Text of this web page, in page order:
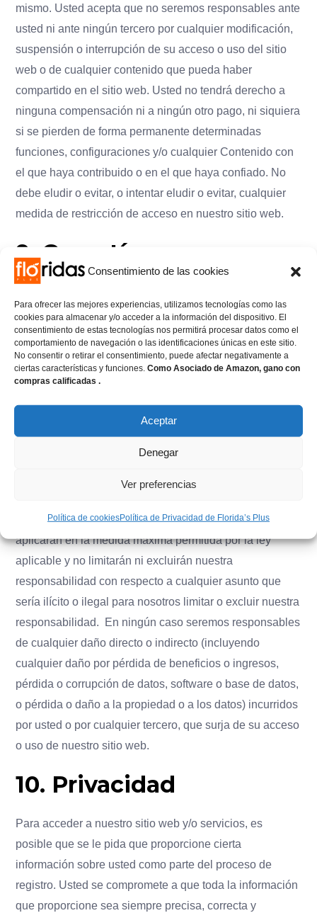
Consentimiento de las cookies
Para ofrecer las mejores experiencias, utilizamos tecnologías como las
cookies para almacenar y/o acceder a la información del dispositivo. El
consentimiento de estas tecnologías nos permitirá procesar datos como el
comportamiento de navegación o las identificaciones únicas en este sitio.
No consentir o retirar el consentimiento, puede afectar negativamente a
ciertas características y funciones. Como Asociado de Amazon, gano con
compras calificadas .
Aceptar
Denegar
Ver preferencias
Política de cookiesPolítica de Privacidad de Florida’s Plus
mismo. Usted acepta que no seremos responsables ante
usted ni ante ningún tercero por cualquier modificación,
suspensión o interrupción de su acceso o uso del sitio
web o de cualquier contenido que pueda haber
compartido en el sitio web. Usted no tendrá derecho a
ninguna compensación ni a ningún otro pago, ni siquiera
si se pierden de forma permanente determinadas
funciones, configuraciones y/o cualquier Contenido con
el que haya contribuido o en el que haya confiado. No
debe eludir o evitar, o intentar eludir o evitar, cualquier
medida de restricción de acceso en nuestro sitio web.
9. Garantías y
responsabilidad
Nada de lo dispuesto en esta sección limitará o excluirá
cualquier garantía implícita por ley que fuera ilegal limitar
o excluir. Este sitio web y todo su contenido se
proporcionan "tal cual" y "según disponibilidad" y
pueden incluir inexactitudes o errores
tipográficos. Renunciamos expresamente a toda garantía
No garantizamos que:
Las siguientes disposiciones de esta sección se
aplicarán en la medida máxima permitida por la ley
aplicable y no limitarán ni excluirán nuestra
responsabilidad con respecto a cualquier asunto que
sería ilícito o ilegal para nosotros limitar o excluir nuestra
responsabilidad. En ningún caso seremos responsables
de cualquier daño directo o indirecto (incluyendo
cualquier daño por pérdida de beneficios o ingresos,
pérdida o corrupción de datos, software o base de datos,
o pérdida o daño a la propiedad o a los datos) incurridos
por usted o por cualquier tercero, que surja de su acceso
o uso de nuestro sitio web.
10. Privacidad
Para acceder a nuestro sitio web y/o servicios, es
posible que se le pida que proporcione cierta
información sobre usted como parte del proceso de
registro. Usted se compromete a que toda la información
que proporcione sea siempre precisa, correcta y